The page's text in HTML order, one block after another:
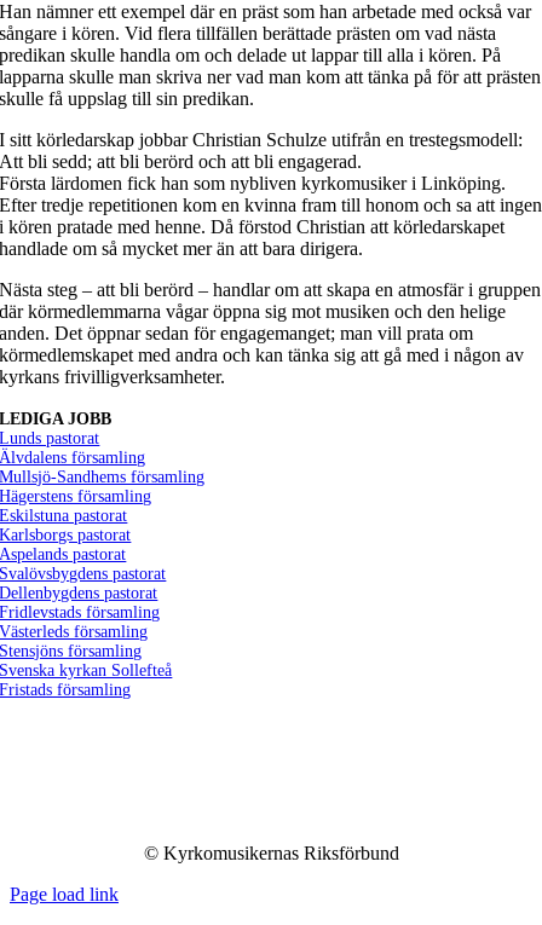
Han nämner ett exempel där en präst som han arbetade med också var
sångare i kören. Vid flera tillfällen berättade prästen om vad nästa
predikan skulle handla om och delade ut lappar till alla i kören. På
lapparna skulle man skriva ner vad man kom att tänka på för att prästen
skulle få uppslag till sin predikan.
I sitt körledarskap jobbar Christian Schulze utifrån en trestegsmodell:
Att bli sedd; att bli berörd och att bli engagerad.
Första lärdomen fick han som nybliven kyrkomusiker i Linköping.
Efter tredje repetitionen kom en kvinna fram till honom och sa att ingen
i kören pratade med henne. Då förstod Christian att körledarskapet
handlade om så mycket mer än att bara dirigera.
Nästa steg – att bli berörd – handlar om att skapa en atmosfär i gruppen
där körmedlemmarna vågar öppna sig mot musiken och den helige
anden. Det öppnar sedan för engagemanget; man vill prata om
körmedlemskapet med andra och kan tänka sig att gå med i någon av
kyrkans frivilligverksamheter.
LEDIGA JOBB
Lunds pastorat
Älvdalens församling
Mullsjö-Sandhems församling
Hägerstens församling
Eskilstuna pastorat
Karlsborgs pastorat
Aspelands pastorat
Svalövsbygdens pastorat
Dellenbygdens pastorat
Fridlevstads församling
Västerleds församling
Stensjöns församling
Svenska kyrkan Sollefteå
Fristads församling
© Kyrkomusikernas Riksförbund
Page load link